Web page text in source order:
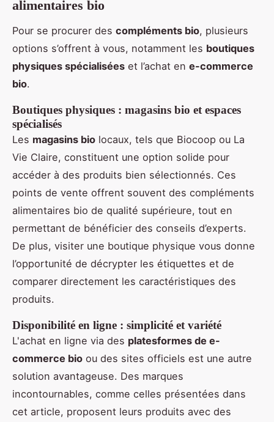
alimentaires bio
Pour se procurer des compléments bio, plusieurs
options s’offrent à vous, notamment les boutiques
physiques spécialisées et l’achat en e-commerce
bio.
Boutiques physiques : magasins bio et espaces
spécialisés
Les magasins bio locaux, tels que Biocoop ou La
Vie Claire, constituent une option solide pour
accéder à des produits bien sélectionnés. Ces
points de vente offrent souvent des compléments
alimentaires bio de qualité supérieure, tout en
permettant de bénéficier des conseils d’experts.
De plus, visiter une boutique physique vous donne
l’opportunité de décrypter les étiquettes et de
comparer directement les caractéristiques des
produits.
Disponibilité en ligne : simplicité et variété
L'achat en ligne via des platesformes de e-
commerce bio ou des sites officiels est une autre
solution avantageuse. Des marques
incontournables, comme celles présentées dans
cet article, proposent leurs produits avec des